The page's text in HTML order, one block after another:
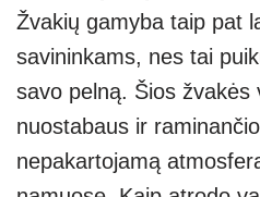
Žvakių gamyba taip pat
savininkams, nes tai
savo pelną. Šios žvakės
nuostabaus ir
nepakartojamą